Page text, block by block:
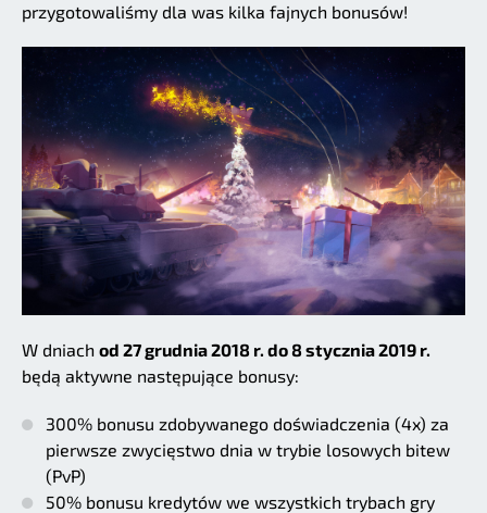
przygotowaliśmy dla was kilka fajnych bonusów!
W dniach od 27 grudnia 2018 r. do 8 stycznia 2019 r.
będą aktywne następujące bonusy:
300% bonusu zdobywanego doświadczenia (4x) za
pierwsze zwycięstwo dnia w trybie losowych bitew
(PvP)
50% bonusu kredytów we wszystkich trybach gry